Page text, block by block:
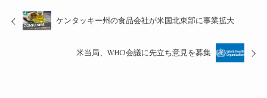
ケンタッキー州の食品会社が米国北東部に事業拡大
米当局、WHO会議に先立ち意見を募集